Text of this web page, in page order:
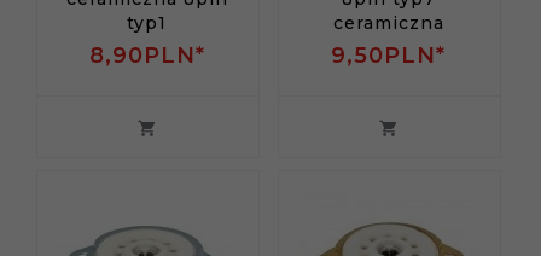
typ1
8,90PLN*
ceramiczna
9,50PLN*